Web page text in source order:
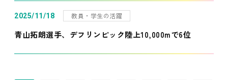
2025/11/18 教員・学生の活躍
青山拓朗選手、デフリンピック陸上10,000mで6位